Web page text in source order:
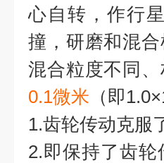
心自转，作行
撞，研磨和混
混合粒度不同、
0.1微米 （即
1.齿轮传动克服
2.即保持了齿